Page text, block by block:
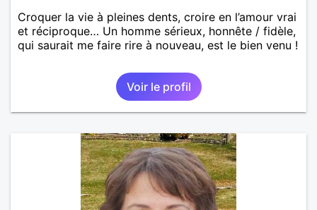
Croquer la vie à pleines dents, croire en l’amour vrai
et réciproque… Un homme sérieux, honnête / fidèle,
qui saurait me faire rire à nouveau, est le bien venu !
Voir le profil